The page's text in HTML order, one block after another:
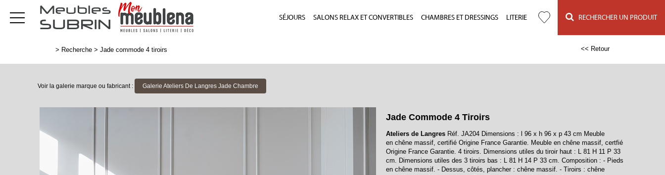
SÉJOURS SALONS RELAX ET CONVERTIBLES CHAMBRES ET DRESSINGS LITERIE RECHERCHER UN PRODUIT
> Recherche > Jade commode 4 tiroirs << Retour
Voir la galerie marque ou fabricant : Galerie Ateliers De Langres Jade Chambre
Jade Commode 4 Tiroirs
Ateliers de Langres Réf. JA204 Dimensions : l 96 x h 96 x p 43 cm Meuble
en chêne massif, certifié Origine France Garantie. Meuble en chêne massif, certfié
Origine France Garantie. 4 tiroirs. Dimensions utiles du tiroir haut : L 81 H 11 P 33
cm. Dimensions utiles des 3 tiroirs bas : L 81 H 14 P 33 cm. Composition : - Pieds
en chêne massif. - Dessus, côtés, plancher : chêne massif. - Tiroirs : chêne